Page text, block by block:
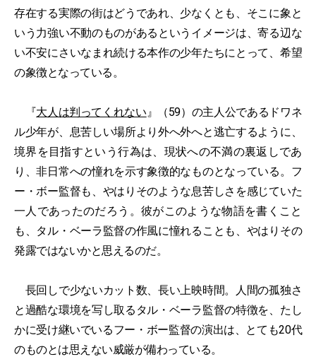
存在する実際の街はどうであれ、少なくとも、そこに象と
いう力強い不動のものがあるというイメージは、寄る辺な
い不安にさいなまれ続ける本作の少年たちにとって、希望
の象徴となっている。
『大人は判ってくれない』（59）の主人公であるドワネ
ル少年が、息苦しい場所より外へ外へと逃亡するように、
境界を目指すという行為は、現状への不満の裏返しであ
り、非日常への憧れを示す象徴的なものとなっている。フ
ー・ボー監督も、やはりそのような息苦しさを感じていた
一人であったのだろう。彼がこのような物語を書くこと
も、タル・ベーラ監督の作風に憧れることも、やはりその
発露ではないかと思えるのだ。
長回しで少ないカット数、長い上映時間。人間の孤独さ
と過酷な環境を写し取るタル・ベーラ監督の特徴を、たし
かに受け継いでいるフー・ボー監督の演出は、とても20代
のものとは思えない威厳が備わっている。